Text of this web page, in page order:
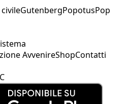
GutenbergPopotusPop
AvvenireShopContatti